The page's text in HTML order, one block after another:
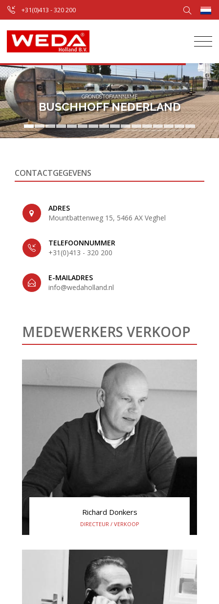
+31(0)413 - 320 200
BUSCHHOFF NEDERLAND
GRONDSTOFAANNAME
CONTACTGEGEVENS
ADRES
Mountbattenweg 15, 5466 AX Veghel
TELEFOONNUMMER
+31(0)413 - 320 200
E-MAILADRES
info@wedaholland.nl
MEDEWERKERS VERKOOP
Richard Donkers
DIRECTEUR / VERKOOP
r.donkers@wedaholland.nl